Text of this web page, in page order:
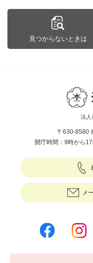
見つからないときは
法人
〒630-8580
開庁時間：9時から
メ